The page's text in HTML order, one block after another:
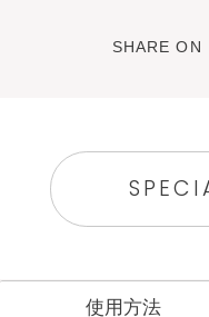
SHARE ON
使用方法